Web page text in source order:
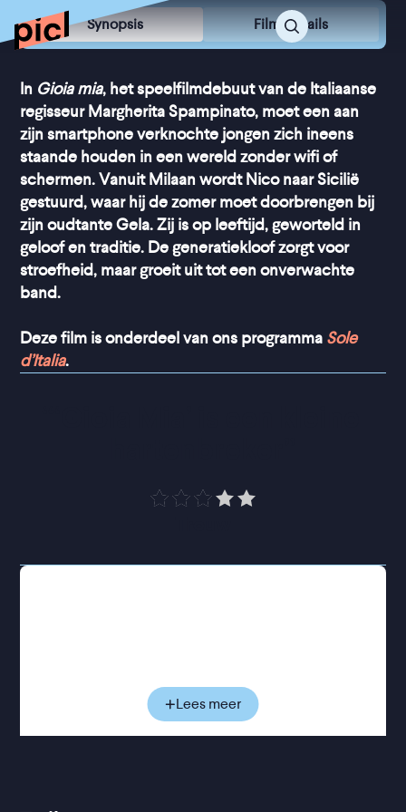
Synopsis Film Details
In Gioia mia, het speelfilmdebuut van de Italiaanse
regisseur Margherita Spampinato, moet een aan
zijn smartphone verknochte jongen zich ineens
staande houden in een wereld zonder wifi of
schermen. Vanuit Milaan wordt Nico naar Sicilië
gestuurd, waar hij de zomer moet doorbrengen bij
zijn oudtante Gela. Zij is op leeftijd, geworteld in
geloof en traditie. De generatiekloof zorgt voor
stroefheid, maar groeit uit tot een onverwachte
band.
Deze film is onderdeel van ons programma Sole
d’Italia.
Met veel tegenzin arriveert Nico in het eenvoudige
zorgt voor dagelijkse botsingen, en lijkt aanvankelijk
onoverbrugbaar. Toch ontstaat er gaandeweg
ruimte voor nieuwsgierigheid en herkenning.
Lees meer